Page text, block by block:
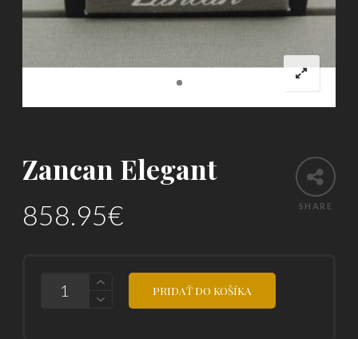
SHARE
Zancan Elegant
858.95€
PRIDAŤ DO KOŠÍKA